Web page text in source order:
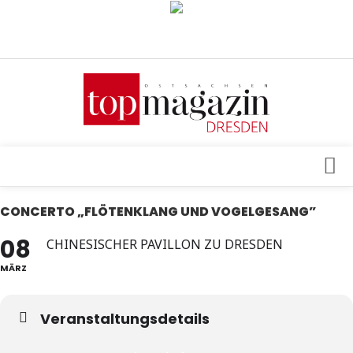
Verkaufsstellen
Mediadaten
Architektur & Design
Genuss
gesund & schön
CONCERTO „FLÖTENKLANG UND VOGELGESANG”
08
MÄRZ
CHINESISCHER PAVILLON ZU DRESDEN
Veranstaltungsdetails